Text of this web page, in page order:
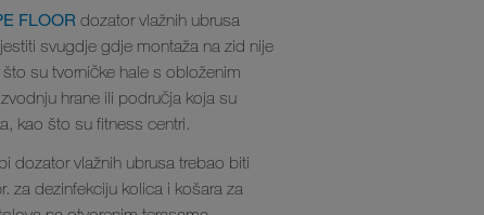
FLOOR dozator vlažnih ubrusa
svugdje gdje montaža na zid nije
su tvorničke hale s obloženim
hrane ili područja koja su
kao što su fitness centri.
dozator vlažnih ubrusa trebao biti
za dezinfekciju kolica i košara za